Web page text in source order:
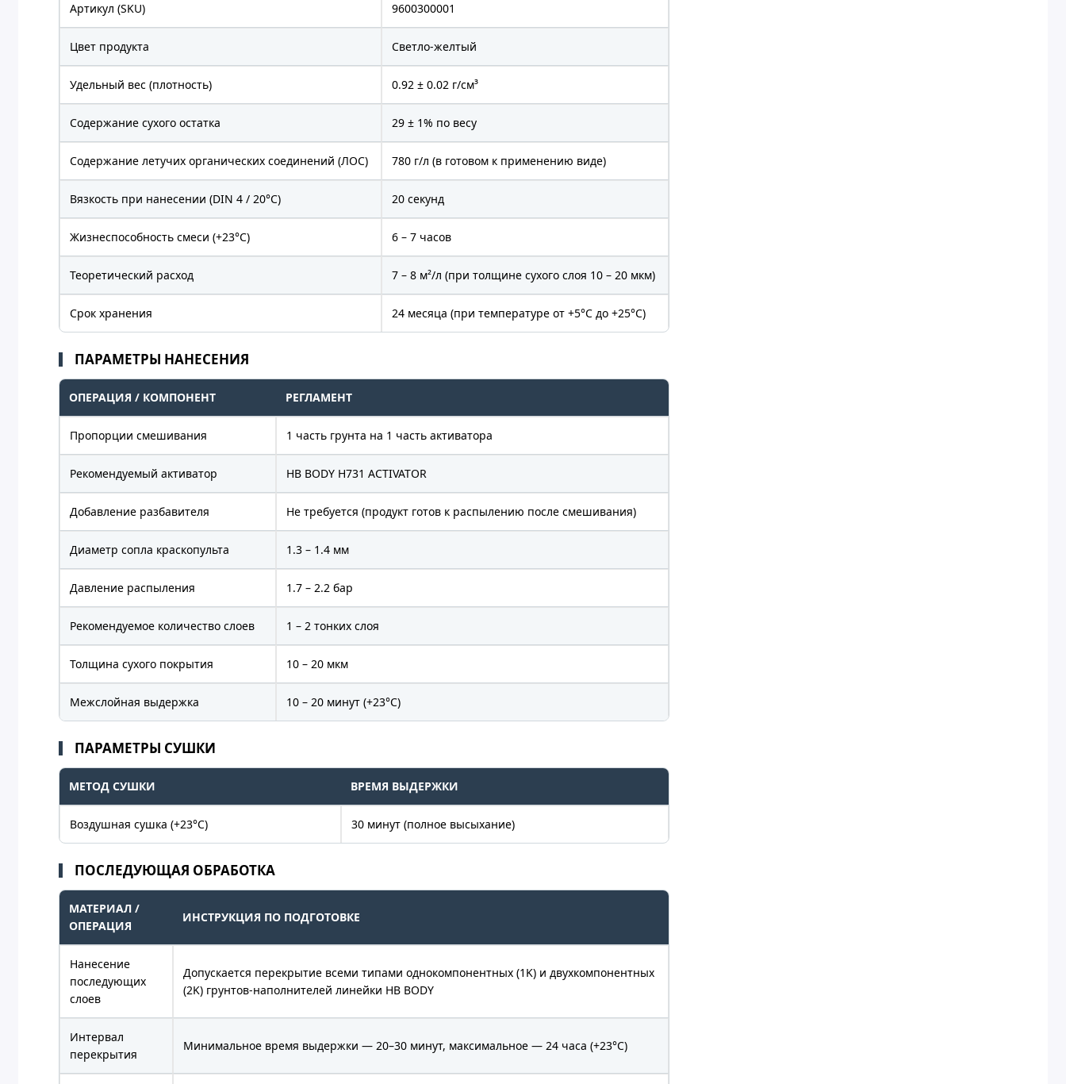
Артикул (SKU) 9600300001
Цвет продукта Светло-желтый
Удельный вес (плотность) 0.92 ± 0.02 г/см³
Содержание сухого остатка 29 ± 1% по весу
Содержание летучих органических соединений (ЛОС) 780 г/л (в готовом к применению виде)
Вязкость при нанесении (DIN 4 / 20°C) 20 секунд
Жизнеспособность смеси (+23°C) 6 – 7 часов
Теоретический расход 7 – 8 м²/л (при толщине сухого слоя 10 – 20 мкм)
Срок хранения 24 месяца (при температуре от +5°C до +25°C)
ПАРАМЕТРЫ НАНЕСЕНИЯ
ОПЕРАЦИЯ / КОМПОНЕНТ РЕГЛАМЕНТ
Пропорции смешивания 1 часть грунта на 1 часть активатора
Рекомендуемый активатор HB BODY H731 ACTIVATOR
Добавление разбавителя Не требуется (продукт готов к распылению после смешивания)
Диаметр сопла краскопульта 1.3 – 1.4 мм
Давление распыления 1.7 – 2.2 бар
Рекомендуемое количество слоев 1 – 2 тонких слоя
Толщина сухого покрытия 10 – 20 мкм
Межслойная выдержка 10 – 20 минут (+23°C)
ПАРАМЕТРЫ СУШКИ
МЕТОД СУШКИ ВРЕМЯ ВЫДЕРЖКИ
Воздушная сушка (+23°C) 30 минут (полное высыхание)
ПОСЛЕДУЮЩАЯ ОБРАБОТКА
МАТЕРИАЛ /
ОПЕРАЦИЯ
ИНСТРУКЦИЯ ПО ПОДГОТОВКЕ
Нанесение
последующих
слоев
Допускается перекрытие всеми типами однокомпонентных (1K) и двухкомпонентных
(2K) грунтов-наполнителей линейки HB BODY
Интервал
перекрытия
Минимальное время выдержки — 20–30 минут, максимальное — 24 часа (+23°C)